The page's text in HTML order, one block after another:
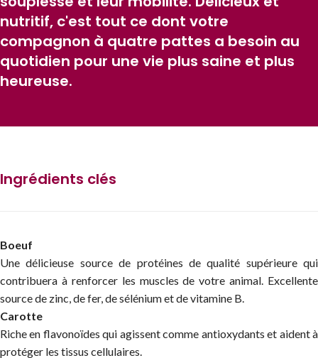
nutritif, c'est tout ce dont votre
compagnon à quatre pattes a besoin au
quotidien pour une vie plus saine et plus
heureuse.
Ingrédients clés
Boeuf
Une délicieuse source de protéines de qualité supérieure qui
contribuera à renforcer les muscles de votre animal. Excellente
source de zinc, de fer, de sélénium et de vitamine B.
Carotte
Riche en flavonoïdes qui agissent comme antioxydants et aident à
protéger les tissus cellulaires.